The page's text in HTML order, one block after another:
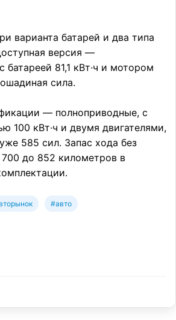
варианта батарей и два типа
версия —
батареей 81,1 кВт·ч и мотором
сила.
— полноприводные, с
100 кВт·ч и двумя двигателями,
585 сил. Запас хода без
до 852 километров в
#авто